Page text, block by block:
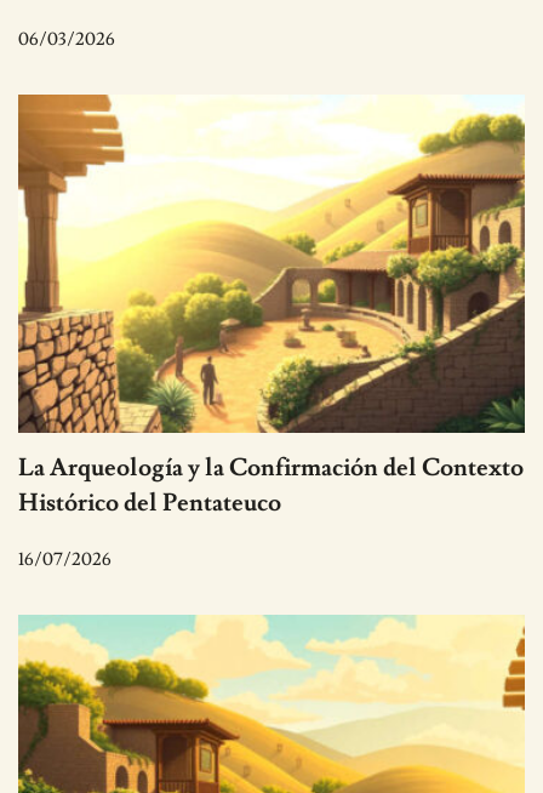
06/03/2026
La Arqueología y la Confirmación del Contexto
Histórico del Pentateuco
16/07/2026